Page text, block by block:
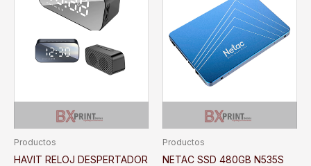
Productos
HAVIT RELOJ DESPERTADOR
Productos
NETAC SSD 480GB N535S